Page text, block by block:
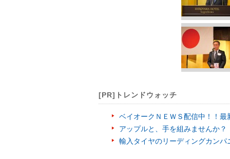
[PR]トレンドウォッチ
ベイオークＮＥＷＳ配信中！！最
アップルと、手を組みませんか？
輸入タイヤのリーディングカンパ